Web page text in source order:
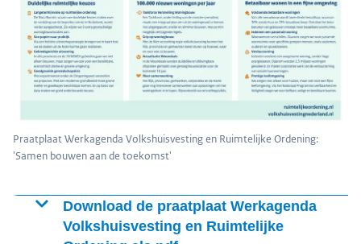
Praatplaat Werkagenda Volkshuisvesting en Ruimtelijke Ordening:
'Samen bouwen aan de toekomst'
Download de praatplaat Werkagenda
Volkshuisvesting en Ruimtelijke